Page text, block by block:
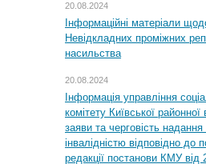
20.08.2024
Інформаційні матеріали
Невідкладних проміжних
насильства
20.08.2024
Інформація управління
комітету Київської
заяви та черговість надання
інвалідністю відповідно
редакції постанови КМУ